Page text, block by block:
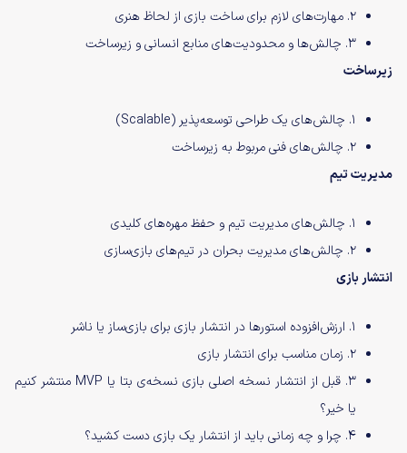
۲. مهارت‌های لازم برای ساخت بازی از لحاظ هنری
۳. چالش‌ها و محدودیت‌های منابع انسانی و زیرساخت
زیرساخت
۱. چالش‌های یک طراحی توسعه‌پذیر (Scalable)
۲. چالش‌های فنی مربوط به زیرساخت
مدیریت تیم
۱. چالش‌های مدیریت تیم و حفظ مهره‌های کلیدی
۲. چالش‌های مدیریت بحران در تیم‌های بازی‌سازی
انتشار بازی
۱. ارزش‌افزوده استورها در انتشار بازی برای بازی‌ساز یا ناشر
۲. زمان مناسب برای انتشار بازی
۳. قبل از انتشار نسخه اصلی بازی نسخه‌ی بتا یا MVP منتشر کنیم
یا خیر؟
۴. چرا و چه زمانی باید از انتشار یک بازی دست کشید؟